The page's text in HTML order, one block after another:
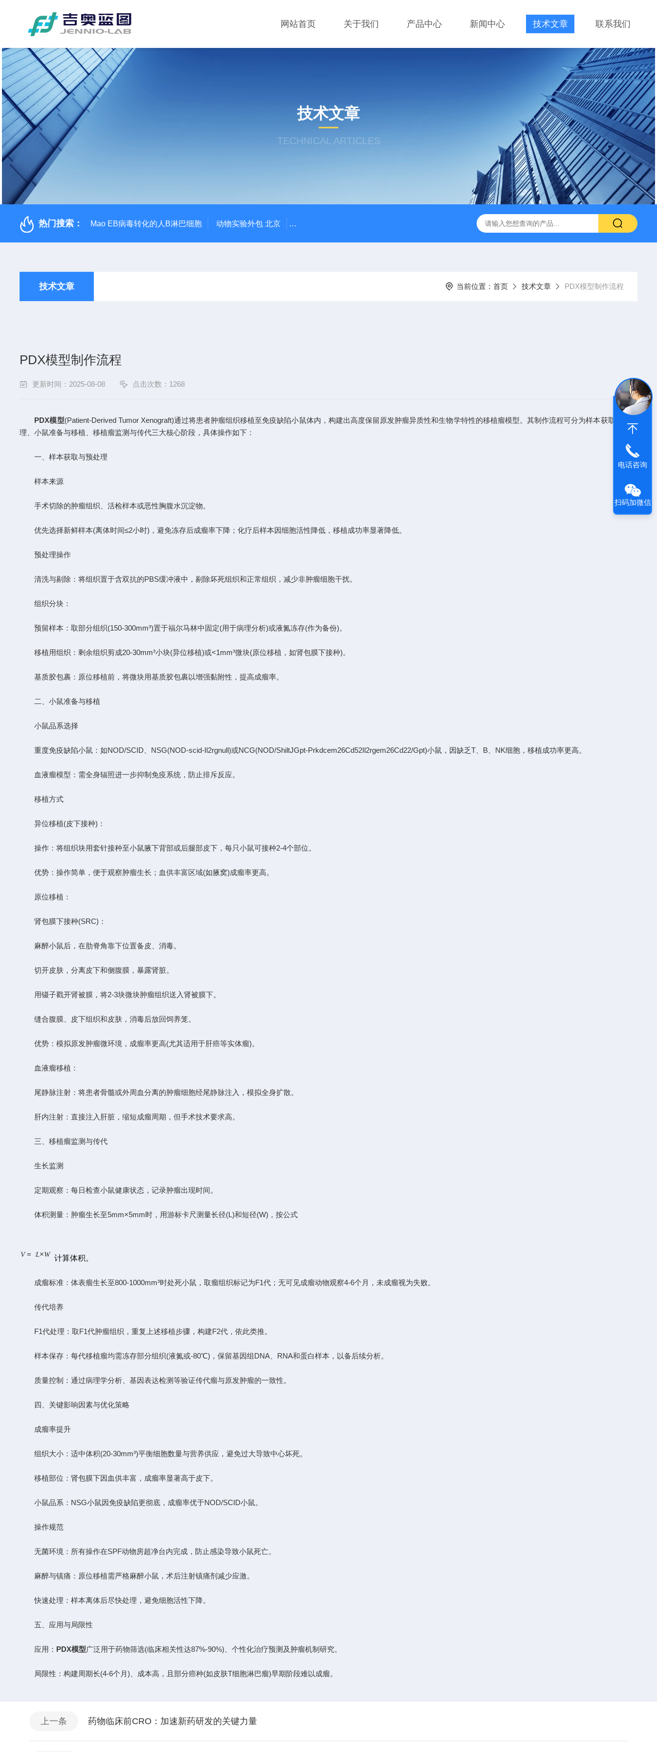
网站首页 关于我们 产品中心 新闻中心 技术文章 联系我们
技术文章
TECHNICAL ARTICLES
热门搜索： Mao EB病毒转化的人B淋巴细胞 动物实验外包 北京 人源肿瘤细胞异种移植（CDX）小鼠模型 人源肿瘤组织异种移植（PDX）小鼠模型 流式实验外包
技术文章 当前位置： 首页 技术文章 PDX模型制作流程
PDX模型制作流程
更新时间：2025-08-08 点击次数：1268
PDX模型(Patient-Derived Tumor Xenograft)通过将患者肿瘤组织移植至免疫缺陷小鼠体内，构建出高度保留原发肿瘤异质性和生物学特性的移植瘤模型。其制作流程可分为样本获取与预处
理、小鼠准备与移植、移植瘤监测与传代三大核心阶段，具体操作如下：
一、样本获取与预处理
样本来源
手术切除的肿瘤组织、活检样本或恶性胸腹水沉淀物。
优先选择新鲜样本(离体时间≤2小时)，避免冻存后成瘤率下降；化疗后样本因细胞活性降低，移植成功率显著降低。
预处理操作
清洗与剔除：将组织置于含双抗的PBS缓冲液中，剔除坏死组织和正常组织，减少非肿瘤细胞干扰。
组织分块：
预留样本：取部分组织(150-300mm³)置于福尔马林中固定(用于病理分析)或液氮冻存(作为备份)。
移植用组织：剩余组织剪成20-30mm³小块(异位移植)或<1mm³微块(原位移植，如肾包膜下接种)。
基质胶包裹：原位移植前，将微块用基质胶包裹以增强黏附性，提高成瘤率。
二、小鼠准备与移植
小鼠品系选择
重度免疫缺陷小鼠：如NOD/SCID、NSG(NOD-scid-Il2rgnull)或NCG(NOD/ShiltJGpt-Prkdcem26Cd52Il2rgem26Cd22/Gpt)小鼠，因缺乏T、B、NK细胞，移植成功率更高。
血液瘤模型：需全身辐照进一步抑制免疫系统，防止排斥反应。
移植方式
异位移植(皮下接种)：
操作：将组织块用套针接种至小鼠腋下背部或后腿部皮下，每只小鼠可接种2-4个部位。
优势：操作简单，便于观察肿瘤生长；血供丰富区域(如腋窝)成瘤率更高。
原位移植：
肾包膜下接种(SRC)：
麻醉小鼠后，在肋脊角靠下位置备皮、消毒。
切开皮肤，分离皮下和侧腹膜，暴露肾脏。
用镊子戳开肾被膜，将2-3块微块肿瘤组织送入肾被膜下。
缝合腹膜、皮下组织和皮肤，消毒后放回饲养笼。
优势：模拟原发肿瘤微环境，成瘤率更高(尤其适用于肝癌等实体瘤)。
血液瘤移植：
尾静脉注射：将患者骨髓或外周血分离的肿瘤细胞经尾静脉注入，模拟全身扩散。
肝内注射：直接注入肝脏，缩短成瘤周期，但手术技术要求高。
三、移植瘤监测与传代
生长监测
定期观察：每日检查小鼠健康状态，记录肿瘤出现时间。
体积测量：肿瘤生长至5mm×5mm时，用游标卡尺测量长径(L)和短径(W)，按公式
V = ×
L×W 计算体积。
成瘤标准：体表瘤生长至800-1000mm³时处死小鼠，取瘤组织标记为F1代；无可见成瘤动物观察4-6个月，未成瘤视为失败。
传代培养
F1代处理：取F1代肿瘤组织，重复上述移植步骤，构建F2代，依此类推。
样本保存：每代移植瘤均需冻存部分组织(液氮或-80℃)，保留基因组DNA、RNA和蛋白样本，以备后续分析。
质量控制：通过病理学分析、基因表达检测等验证传代瘤与原发肿瘤的一致性。
四、关键影响因素与优化策略
成瘤率提升
组织大小：适中体积(20-30mm³)平衡细胞数量与营养供应，避免过大导致中心坏死。
移植部位：肾包膜下因血供丰富，成瘤率显著高于皮下。
小鼠品系：NSG小鼠因免疫缺陷更彻底，成瘤率优于NOD/SCID小鼠。
操作规范
无菌环境：所有操作在SPF动物房超净台内完成，防止感染导致小鼠死亡。
麻醉与镇痛：原位移植需严格麻醉小鼠，术后注射镇痛剂减少应激。
快速处理：样本离体后尽快处理，避免细胞活性下降。
五、应用与局限性
应用： PDX模型广泛用于药物筛选(临床相关性达87%-90%)、个性化治疗预测及肿瘤机制研究。
局限性：构建周期长(4-6个月)、成本高，且部分癌种(如皮肤T细胞淋巴瘤)早期阶段难以成瘤。
上一条 药物临床前CRO：加速新药研发的关键力量
电话咨询
扫码加微信